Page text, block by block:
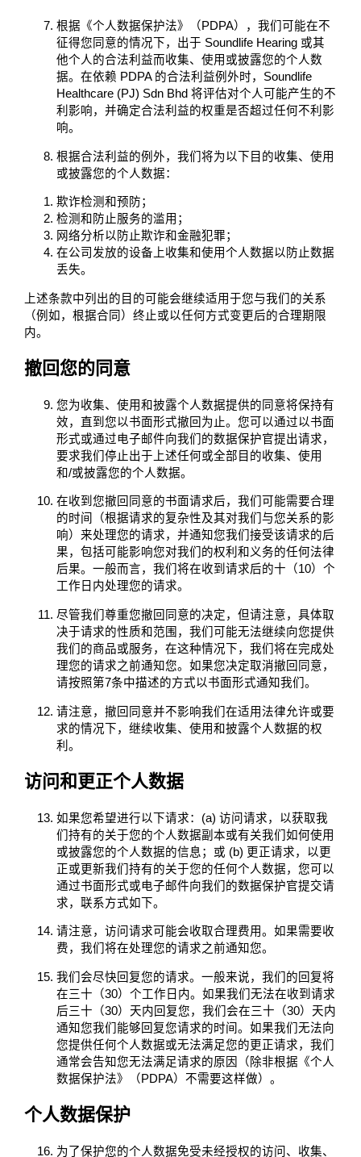
根据《个人数据保护法》（PDPA），我们可能在不
征得您同意的情况下，出于 Soundlife Hearing 或其
他个人的合法利益而收集、使用或披露您的个人数
据。在依赖 PDPA 的合法利益例外时，Soundlife
Healthcare (PJ) Sdn Bhd 将评估对个人可能产生的不
利影响，并确定合法利益的权重是否超过任何不利影
响。
根据合法利益的例外，我们将为以下目的收集、使用
或披露您的个人数据：
欺诈检测和预防；
检测和防止服务的滥用；
网络分析以防止欺诈和金融犯罪；
在公司发放的设备上收集和使用个人数据以防止数据
丢失。
上述条款中列出的目的可能会继续适用于您与我们的关系
（例如，根据合同）终止或以任何方式变更后的合理期限
内。
撤回您的同意
您为收集、使用和披露个人数据提供的同意将保持有
效，直到您以书面形式撤回为止。您可以通过以书面
形式或通过电子邮件向我们的数据保护官提出请求，
要求我们停止出于上述任何或全部目的收集、使用
和/或披露您的个人数据。
在收到您撤回同意的书面请求后，我们可能需要合理
的时间（根据请求的复杂性及其对我们与您关系的影
响）来处理您的请求，并通知您我们接受该请求的后
果，包括可能影响您对我们的权利和义务的任何法律
后果。一般而言，我们将在收到请求后的十（10）个
工作日内处理您的请求。
尽管我们尊重您撤回同意的决定，但请注意，具体取
决于请求的性质和范围，我们可能无法继续向您提供
我们的商品或服务，在这种情况下，我们将在完成处
理您的请求之前通知您。如果您决定取消撤回同意，
请按照第7条中描述的方式以书面形式通知我们。
请注意，撤回同意并不影响我们在适用法律允许或要
求的情况下，继续收集、使用和披露个人数据的权
利。
访问和更正个人数据
如果您希望进行以下请求：(a) 访问请求，以获取我
们持有的关于您的个人数据副本或有关我们如何使用
或披露您的个人数据的信息；或 (b) 更正请求，以更
正或更新我们持有的关于您的任何个人数据，您可以
通过书面形式或电子邮件向我们的数据保护官提交请
求，联系方式如下。
请注意，访问请求可能会收取合理费用。如果需要收
费，我们将在处理您的请求之前通知您。
我们会尽快回复您的请求。一般来说，我们的回复将
在三十（30）个工作日内。如果我们无法在收到请求
后三十（30）天内回复您，我们会在三十（30）天内
通知您我们能够回复您请求的时间。如果我们无法向
您提供任何个人数据或无法满足您的更正请求，我们
通常会告知您无法满足请求的原因（除非根据《个人
数据保护法》（PDPA）不需要这样做）。
个人数据保护
为了保护您的个人数据免受未经授权的访问、收集、